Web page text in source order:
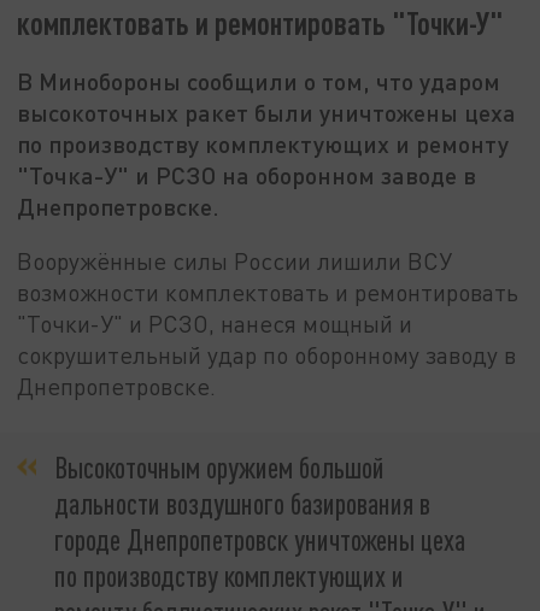
комплектовать и ремонтировать "Точки-У"
В Минобороны сообщили о том, что ударом
высокоточных ракет были уничтожены цеха
по производству комплектующих и ремонту
"Точка-У" и РСЗО на оборонном заводе в
Днепропетровске.
Вооружённые силы России лишили ВСУ
возможности комплектовать и ремонтировать
"Точки-У" и РСЗО, нанеся мощный и
сокрушительный удар по оборонному заводу в
Днепропетровске.
Высокоточным оружием большой
дальности воздушного базирования в
городе Днепропетровск уничтожены цеха
по производству комплектующих и